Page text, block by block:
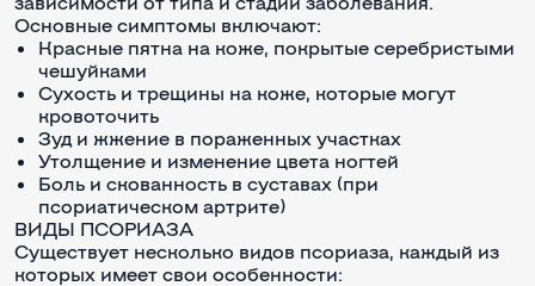
Основные симптомы включают:
Красные пятна на коже, покрытые серебристыми
чешуйками
Сухость и трещины на коже, которые могут
кровоточить
Зуд и жжение в пораженных участках
Утолщение и изменение цвета ногтей
Боль и скованность в суставах (при
псориатическом артрите)
ВИДЫ ПСОРИАЗА
Существует несколько видов псориаза, каждый из
которых имеет свои особенности: